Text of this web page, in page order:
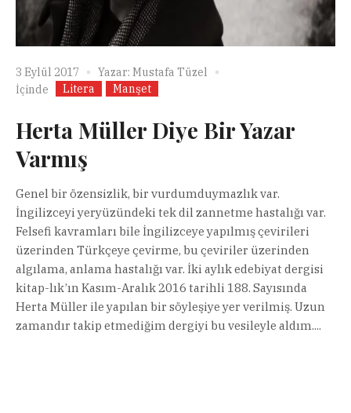
3 Eylül 2017 Yazar: Mustafa Tüzel
İçinde
Litera Manşet
Herta Müller Diye Bir Yazar
Varmış
Genel bir özensizlik, bir vurdumduymazlık var.
İngilizceyi yeryüzündeki tek dil zannetme hastalığı var.
Felsefi kavramları bile İngilizceye yapılmış çevirileri
üzerinden Türkçeye çevirme, bu çeviriler üzerinden
algılama, anlama hastalığı var. İki aylık edebiyat dergisi
kitap-lık’ın Kasım-Aralık 2016 tarihli 188. Sayısında
Herta Müller ile yapılan bir söyleşiye yer verilmiş. Uzun
zamandır takip etmediğim dergiyi bu vesileyle aldım....